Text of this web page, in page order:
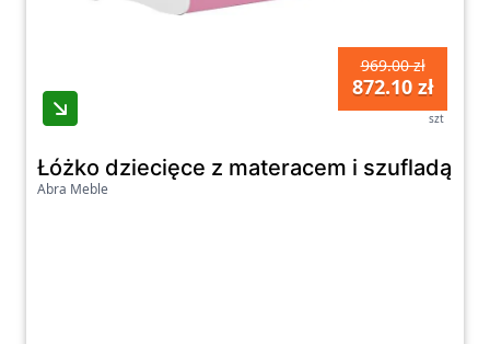
969.00 zł
872.10 zł
szt
Łóżko dziecięce z materacem i szufladą
Abra Meble